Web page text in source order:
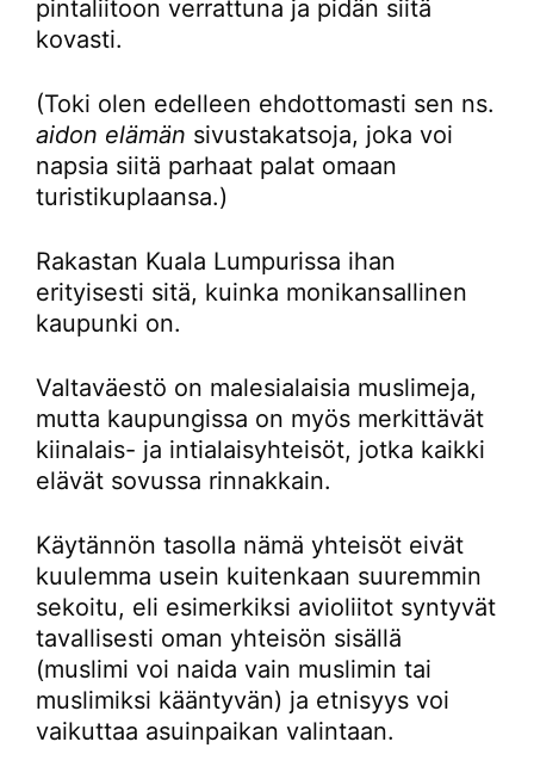
pintaliitoon verrattuna ja pidän siitä
kovasti.
(Toki olen edelleen ehdottomasti sen ns.
aidon elämän sivustakatsoja, joka voi
napsia siitä parhaat palat omaan
turistikuplaansa.)
Rakastan Kuala Lumpurissa ihan
erityisesti sitä, kuinka monikansallinen
kaupunki on.
Valtaväestö on malesialaisia muslimeja,
mutta kaupungissa on myös merkittävät
kiinalais- ja intialaisyhteisöt, jotka kaikki
elävät sovussa rinnakkain.
Käytännön tasolla nämä yhteisöt eivät
kuulemma usein kuitenkaan suuremmin
sekoitu, eli esimerkiksi avioliitot syntyvät
tavallisesti oman yhteisön sisällä
(muslimi voi naida vain muslimin tai
muslimiksi kääntyvän) ja etnisyys voi
vaikuttaa asuinpaikan valintaan.